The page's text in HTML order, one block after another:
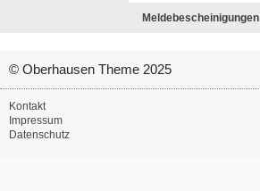
Meldebescheinigungen
© Oberhausen Theme 2025
Kontakt
Impressum
Datenschutz